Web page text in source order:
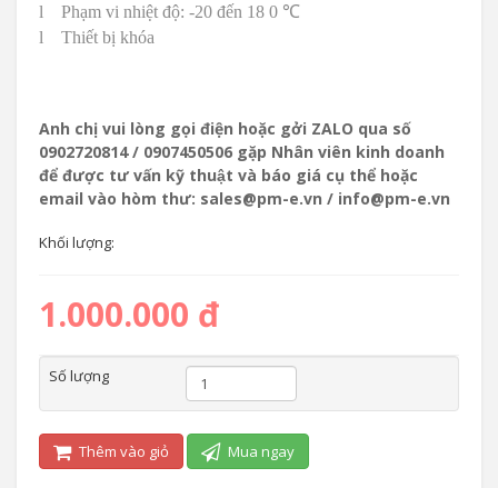
l
Phạm vi nhiệt độ: -20 đến 18 0 ℃
l
Thiết bị khóa
Anh chị vui lòng gọi điện hoặc gởi ZALO qua số
0902720814 / 0907450506 gặp Nhân viên kinh doanh
để được tư vấn kỹ thuật và báo giá cụ thể hoặc
email vào hòm thư: sales@pm-e.vn / info@pm-e.vn
Khối lượng:
1.000.000 đ
Số lượng
Thêm vào giỏ Mua ngay